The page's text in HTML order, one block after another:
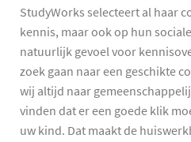
StudyWorks selecteert al haar
kennis, maar ook op hun
natuurlijk gevoel voor
zoek gaan naar een geschikte
wij altijd naar
vinden dat er een goede klik
uw kind. Dat maakt de